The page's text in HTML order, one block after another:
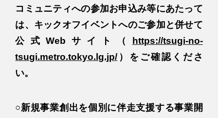
コミュニティへの参加お申込み等にあたって
は、キックオフイベントへのご参加と併せて
公式Webサイト（
https://tsugi-no-
tsugi.metro.tokyo.lg.jp/ ）をご確認くださ
い。
○新規事業創出を個別に伴走支援する事業開